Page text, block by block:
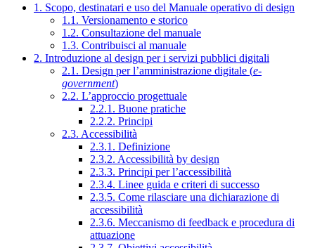
1. Scopo, destinatari e uso del Manuale operativo di design
1.1. Versionamento e storico
1.2. Consultazione del manuale
1.3. Contribuisci al manuale
2. Introduzione al design per i servizi pubblici digitali
2.1. Design per l’amministrazione digitale (e-
government)
2.2. L’approccio progettuale
2.2.1. Buone pratiche
2.2.2. Principi
2.3. Accessibilità
2.3.1. Definizione
2.3.2. Accessibilità by design
2.3.3. Principi per l’accessibilità
2.3.4. Linee guida e criteri di successo
2.3.5. Come rilasciare una dichiarazione di
accessibilità
2.3.6. Meccanismo di feedback e procedura di
attuazione